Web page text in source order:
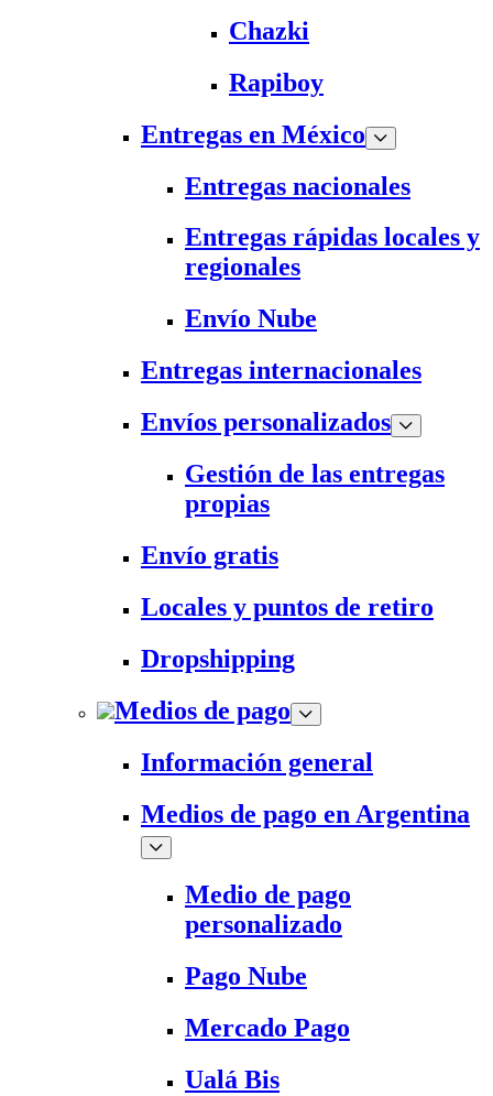
Chazki
Rapiboy
Entregas en México
Entregas nacionales
Entregas rápidas locales y
regionales
Envío Nube
Entregas internacionales
Envíos personalizados
Gestión de las entregas
propias
Envío gratis
Locales y puntos de retiro
Dropshipping
Medios de pago
Información general
Medios de pago en Argentina
Medio de pago
personalizado
Pago Nube
Mercado Pago
Ualá Bis